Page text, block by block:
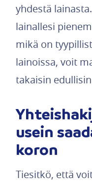
yhdestä
lainallesi
mikä on
lainoissa, voit
takaisin
usein
koron
Tiesitkö, että